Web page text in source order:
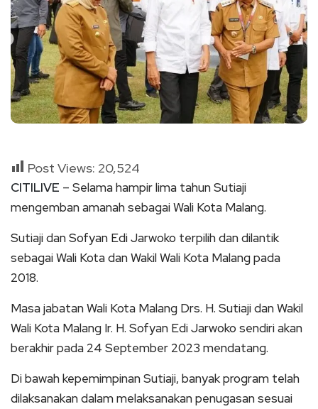
Post Views: 20,524
CITILIVE – Selama hampir lima tahun Sutiaji
mengemban amanah sebagai Wali Kota Malang.
Sutiaji dan Sofyan Edi Jarwoko terpilih dan dilantik
sebagai Wali Kota dan Wakil Wali Kota Malang pada
2018.
Masa jabatan Wali Kota Malang Drs. H. Sutiaji dan Wakil
Wali Kota Malang Ir. H. Sofyan Edi Jarwoko sendiri akan
berakhir pada 24 September 2023 mendatang.
Di bawah kepemimpinan Sutiaji, banyak program telah
dilaksanakan dalam melaksanakan penugasan sesuai